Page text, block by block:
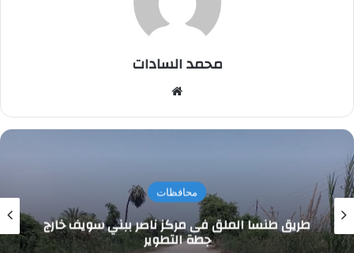
محمد السادات
محافظات
طريق طنسا الملق فى مركز ناصر ببني سويف خارج
جطة التطوير